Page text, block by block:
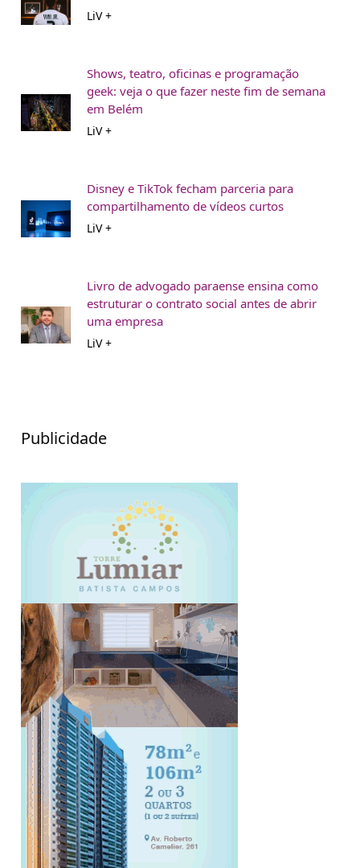
LiV +
Shows, teatro, oficinas e programação
geek: veja o que fazer neste fim de semana
em Belém
LiV +
Disney e TikTok fecham parceria para
compartilhamento de vídeos curtos
LiV +
Livro de advogado paraense ensina como
estruturar o contrato social antes de abrir
uma empresa
LiV +
Publicidade